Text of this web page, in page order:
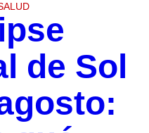
de Sol